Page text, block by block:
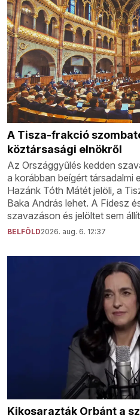
A Tisza-frakció
köztársasági elnökről
Az Országgyűlés kedden
a korábban beígért társadalmi
Hazánk Tóth Mátét jelöli, a
Baka András lehet. A Fidesz
szavazáson és jelöltet sem
BELFÖLD2026. aug. 6. 12:37
Kikosarazták Orbánt a